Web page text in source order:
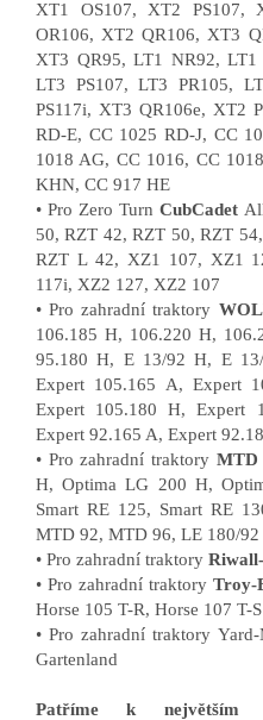
XT1 OS107, XT2 PS107,
OR106, XT2 QR106, XT3
XT3 QR95, LT1 NR92,
LT3 PS107, LT3 PR105,
PS117i, XT3 QR106e, XT2
RD-E, CC 1025 RD-J, CC
1018 AG, CC 1016, CC
KHN, CC 917 HE
• Pro Zero Turn CubCadetAll
50, RZT 42, RZT 50, RZT
RZT L 42, XZ1 107, XZ1
117i, XZ2 127, XZ2 107
• Pro zahradní traktory
106.185 H, 106.220 H,
95.180 H, E 13/92 H, E
Expert 105.165 A, Expert
Expert 105.180 H, Expert
Expert 92.165 A, Expert
• Pro zahradní traktory MTD
H, Optima LG 200 H,
Smart RE 125, Smart RE
MTD 92, MTD 96, LE 180/92
• Pro zahradní traktory
• Pro zahradní traktoryTroy-
Horse 105 T-R, Horse 107 T-S
• Pro zahradní traktory
Gartenland
Patříme k největším